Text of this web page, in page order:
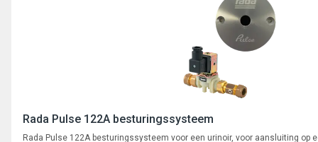
Rada Pulse 122A besturingssysteem
Rada Pulse 122A besturingssysteem voor een urinoir, voor aansluiting op